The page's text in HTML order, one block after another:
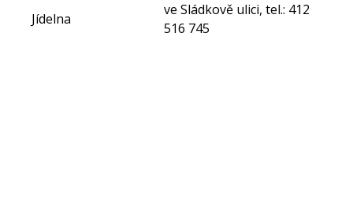
Jídelna
ve Sládkově ulici, tel.: 412
516 745